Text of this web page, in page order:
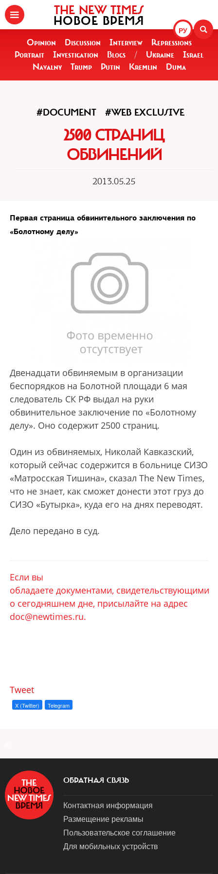
РУ
THE NEW TIMES
НОВОЕ ВРЕМЯ
Opinion Discussion Interview
Repressions
Portrait
Investigation Blogs / Ukraine
Israel
Navalny
Trump Putin Kremlin Duma
#DOCUMENT #WEB EXCLUSIVE
2500 СТРАНИЦ
ОБВИНЕНИЙ
2013.05.25
Первая страница обвинительного заключения по
«Болотному делу»
Двенадцати обвиняемым в организации
беспорядков на Болотной площади 6 мая
следователь СК РФ выдал на руки
обвинительное заключение по «Болотному
делу». Оно содержит 2500 страниц.
Один из обвиняемых, Николай Кавказский,
который сейчас содержится в больнице СИЗО
«Матросская Тишина», сказал The New Times,
что не знает, как сможет донести этот груз до
СИЗО «Бутырка», куда его на днях переводят.
Дело передано в суд.
Если вы
обладаете документами, свидетельствующими
о сегодняшнем дне, присылайте на адрес
doс@newtimes.ru.
Tweet
X (Twitter) Telegram
ОБРАТНАЯ СВЯЗЬ
Контактная информация
Размещение рекламы
Пользовательское соглашение
Для мобильных устройств